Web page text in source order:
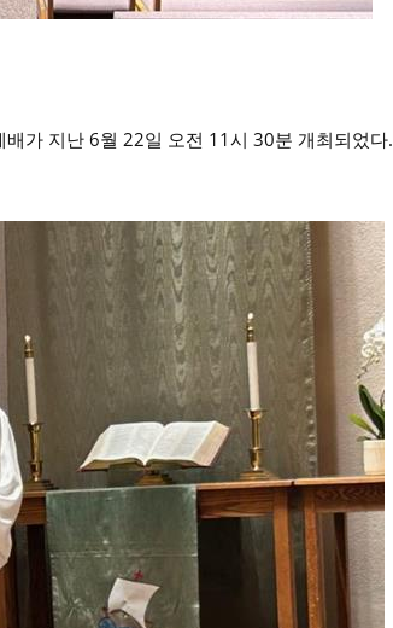
가 지난 6월 22일 오전 11시 30분 개최되었다.